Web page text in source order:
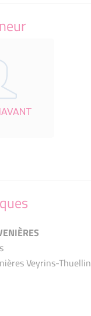
Veyrins-Thuellin